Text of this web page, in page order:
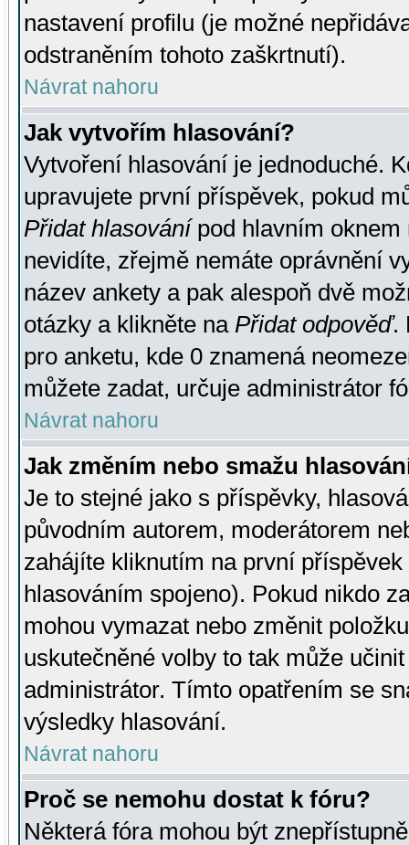
nastavení profilu (je možné
odstraněním tohoto zaškrtnutí).
Návrat nahoru
Jak vytvořím hlasování?
Vytvoření hlasování je jednoduché.
upravujete první příspěvek, pokud
Přidat hlasovánípod hlavním oknem
nevidíte, zřejmě nemáte oprávnění
název ankety a pak alespoň dvě
otázky a klikněte na Přidat odpověď.
pro anketu, kde 0 znamená
můžete zadat, určuje administrátor
Návrat nahoru
Jak změním nebo smažu
Je to stejné jako s příspěvky,
původním autorem, moderátorem
zahájíte kliknutím na první
hlasováním spojeno). Pokud nikdo
mohou vymazat nebo změnit
uskutečněné volby to tak může
administrátor. Tímto opatřením se
výsledky hlasování.
Návrat nahoru
Proč se nemohu dostat k fóru?
Některá fóra mohou být